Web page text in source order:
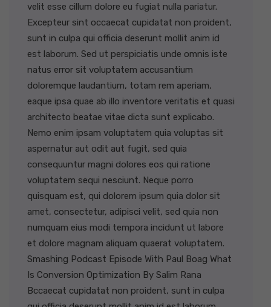
velit esse cillum dolore eu fugiat nulla pariatur.
Excepteur sint occaecat cupidatat non proident,
sunt in culpa qui officia deserunt mollit anim id
est laborum. Sed ut perspiciatis unde omnis iste
natus error sit voluptatem accusantium
doloremque laudantium, totam rem aperiam,
eaque ipsa quae ab illo inventore veritatis et quasi
architecto beatae vitae dicta sunt explicabo.
Nemo enim ipsam voluptatem quia voluptas sit
aspernatur aut odit aut fugit, sed quia
consequuntur magni dolores eos qui ratione
voluptatem sequi nesciunt. Neque porro
quisquam est, qui dolorem ipsum quia dolor sit
amet, consectetur, adipisci velit, sed quia non
numquam eius modi tempora incidunt ut labore
et dolore magnam aliquam quaerat voluptatem.
Smashing Podcast Episode With Paul Boag What
Is Conversion Optimization By Salim Rana
Bccaecat cupidatat non proident, sunt in culpa